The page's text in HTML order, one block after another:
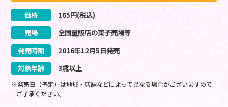
価格 165円(税込)
売場
全国量販店の菓子売場等
発売時期
2016年12月5日発売
対象年齢
3歳以上
※発売日（予定）は地域・店舗などによって異なる場合がございますので
ご了承ください。